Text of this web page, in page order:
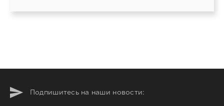
Подпишитесь на наши новости: